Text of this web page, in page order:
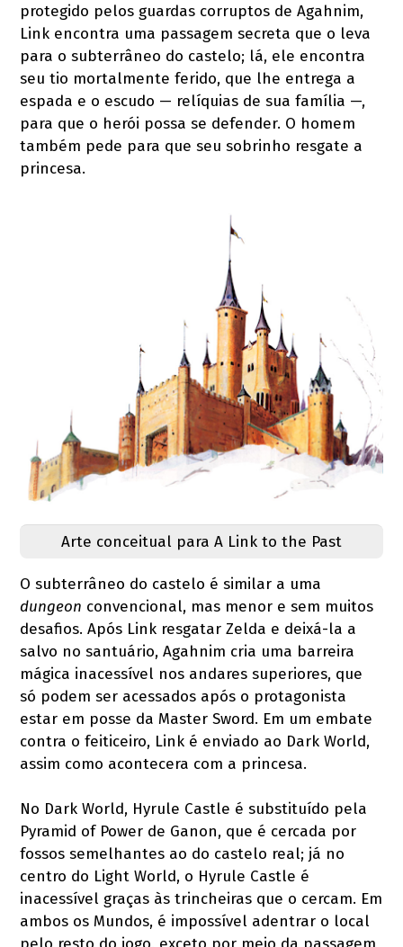
protegido pelos guardas corruptos de Agahnim,
Link encontra uma passagem secreta que o leva
para o subterrâneo do castelo; lá, ele encontra
seu tio mortalmente ferido, que lhe entrega a
espada e o escudo — relíquias de sua família —,
para que o herói possa se defender. O homem
também pede para que seu sobrinho resgate a
princesa.
Arte conceitual para A Link to the Past
O subterrâneo do castelo é similar a uma
dungeon convencional, mas menor e sem muitos
desafios. Após Link resgatar Zelda e deixá-la a
salvo no santuário, Agahnim cria uma barreira
mágica inacessível nos andares superiores, que
só podem ser acessados após o protagonista
estar em posse da Master Sword. Em um embate
contra o feiticeiro, Link é enviado ao Dark World,
assim como acontecera com a princesa.
No Dark World, Hyrule Castle é substituído pela
Pyramid of Power de Ganon, que é cercada por
fossos semelhantes ao do castelo real; já no
centro do Light World, o Hyrule Castle é
inacessível graças às trincheiras que o cercam. Em
ambos os Mundos, é impossível adentrar o local